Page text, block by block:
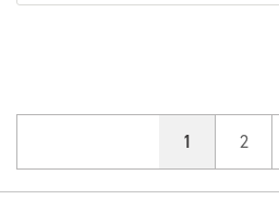
Current page
1 Page
2